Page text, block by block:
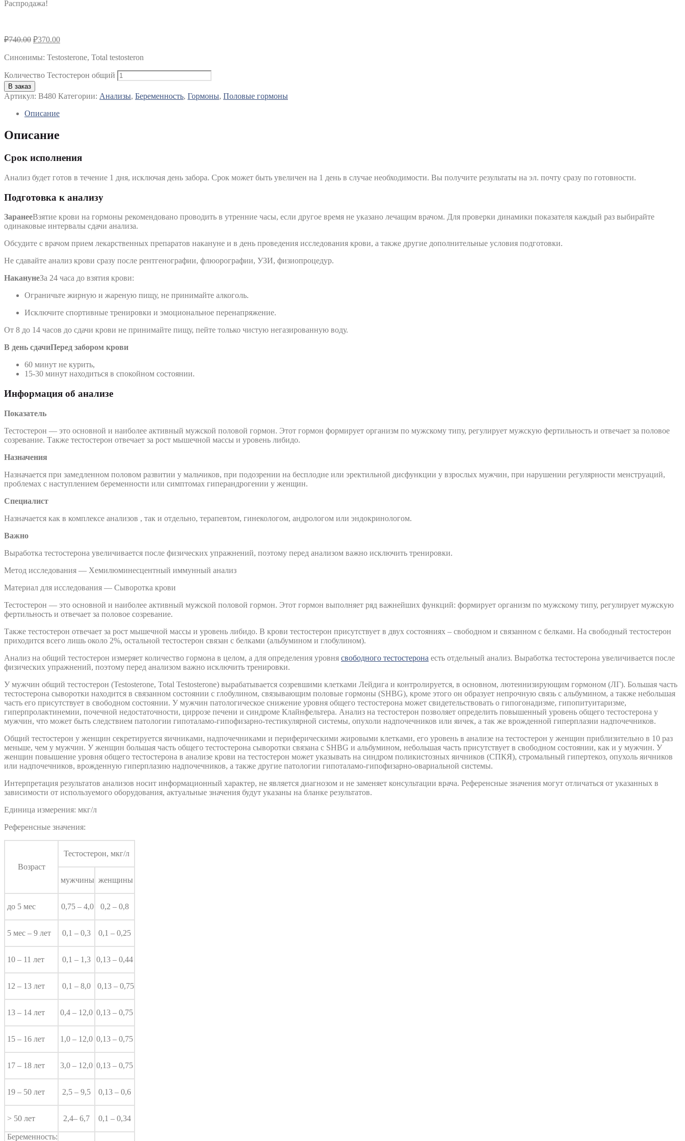
Распродажа!
₽740.00 ₽370.00
Синонимы: Testosterone, Total testosteron
Количество Тестостерон общий
В заказ
Артикул: B480 Категории: Анализы, Беременность, Гормоны, Половые гормоны
Описание
Описание
Срок исполнения
Анализ будет готов в течение 1 дня, исключая день забора. Срок может быть увеличен на 1 день в случае необходимости. Вы получите результаты на эл. почту сразу по готовности.
Подготовка к анализу
ЗаранееВзятие крови на гормоны рекомендовано проводить в утренние часы, если другое время не указано лечащим врачом. Для проверки динамики показателя каждый раз выбирайте
одинаковые интервалы сдачи анализа.
Обсудите с врачом прием лекарственных препаратов накануне и в день проведения исследования крови, а также другие дополнительные условия подготовки.
Не сдавайте анализ крови сразу после рентгенографии, флюорографии, УЗИ, физиопроцедур.
НаканунеЗа 24 часа до взятия крови:
Ограничьте жирную и жареную пищу, не принимайте алкоголь.
Исключите спортивные тренировки и эмоциональное перенапряжение.
От 8 до 14 часов до сдачи крови не принимайте пищу, пейте только чистую негазированную воду.
В день сдачиПеред забором крови
60 минут не курить,
15-30 минут находиться в спокойном состоянии.
Информация об анализе
Показатель
Тестостерон — это основной и наиболее активный мужской половой гормон. Этот гормон формирует организм по мужскому типу, регулирует мужскую фертильность и отвечает за половое
созревание. Также тестостерон отвечает за рост мышечной массы и уровень либидо.
Назначения
Назначается при замедленном половом развитии у мальчиков, при подозрении на бесплодие или эректильной дисфункции у взрослых мужчин, при нарушении регулярности менструаций,
проблемах с наступлением беременности или симптомах гиперандрогении у женщин.
Специалист
Назначается как в комплексе анализов , так и отдельно, терапевтом, гинекологом, андрологом или эндокринологом.
Важно
Выработка тестостерона увеличивается после физических упражнений, поэтому перед анализом важно исключить тренировки.
Метод исследования — Хемилюминесцентный иммунный анализ
Материал для исследования — Сыворотка крови
Тестостерон — это основной и наиболее активный мужской половой гормон. Этот гормон выполняет ряд важнейших функций: формирует организм по мужскому типу, регулирует мужскую
фертильность и отвечает за половое созревание.
Также тестостерон отвечает за рост мышечной массы и уровень либидо. В крови тестостерон присутствует в двух состояниях – свободном и связанном с белками. На свободный тестостерон
приходится всего лишь около 2%, остальной тестостерон связан с белками (альбумином и глобулином).
Анализ на общий тестостерон измеряет количество гормона в целом, а для определения уровня свободного тестостерона есть отдельный анализ. Выработка тестостерона увеличивается после
физических упражнений, поэтому перед анализом важно исключить тренировки.
У мужчин общий тестостерон (Testosterone, Total Testosterone) вырабатывается созревшими клетками Лейдига и контролируется, в основном, лютеинизирующим гормоном (ЛГ). Большая часть
тестостерона сыворотки находится в связанном состоянии с глобулином, связывающим половые гормоны (SHBG), кроме этого он образует непрочную связь с альбумином, а также небольшая
часть его присутствует в свободном состоянии. У мужчин патологическое снижение уровня общего тестостерона может свидетельствовать о гипогонадизме, гипопитуитаризме,
гиперпролактинемии, почечной недостаточности, циррозе печени и синдроме Клайнфельтера. Анализ на тестостерон позволяет определить повышенный уровень общего тестостерона у
мужчин, что может быть следствием патологии гипоталамо-гипофизарно-тестикулярной системы, опухоли надпочечников или яичек, а так же врожденной гиперплазии надпочечников.
Общий тестостерон у женщин секретируется яичниками, надпочечниками и периферическими жировыми клетками, его уровень в анализе на тестостерон у женщин приблизительно в 10 раз
меньше, чем у мужчин. У женщин большая часть общего тестостерона сыворотки связана с SHBG и альбумином, небольшая часть присутствует в свободном состоянии, как и у мужчин. У
женщин повышение уровня общего тестостерона в анализе крови на тестостерон может указывать на синдром поликистозных яичников (СПКЯ), стромальный гипертекоз, опухоль яичников
или надпочечников, врожденную гиперплазию надпочечников, а также другие патологии гипоталамо-гипофизарно-овариальной системы.
Интерпретация результатов анализов носит информационный характер, не является диагнозом и не заменяет консультации врача. Референсные значения могут отличаться от указанных в
зависимости от используемого оборудования, актуальные значения будут указаны на бланке результатов.
Единица измерения: мкг/л
Референсные значения:
Возраст
Тестостерон, мкг/л
мужчины женщины
до 5 мес 0,75 – 4,0 0,2 – 0,8
5 мес – 9 лет 0,1 – 0,3 0,1 – 0,25
10 – 11 лет 0,1 – 1,3 0,13 – 0,44
12 – 13 лет 0,1 – 8,0 0,13 – 0,75
13 – 14 лет 0,4 – 12,0 0,13 – 0,75
15 – 16 лет 1,0 – 12,0 0,13 – 0,75
17 – 18 лет 3,0 – 12,0 0,13 – 0,75
19 – 50 лет 2,5 – 9,5 0,13 – 0,6
> 50 лет 2,4– 6,7 0,1 – 0,34
Беременность: